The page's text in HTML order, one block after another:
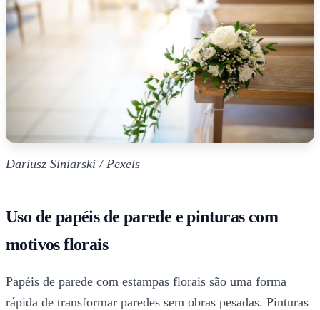
Dariusz Siniarski / Pexels
Uso de papéis de parede e pinturas com
motivos florais
Papéis de parede com estampas florais são uma forma
rápida de transformar paredes sem obras pesadas. Pinturas